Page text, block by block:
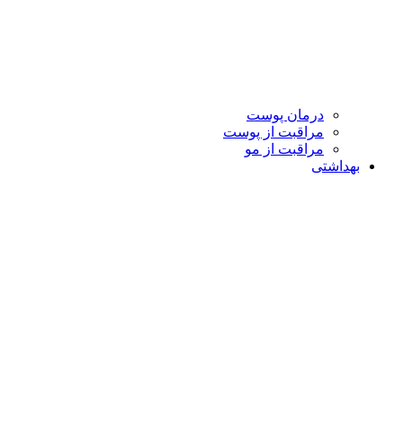
درمان پوست
مراقبت از پوست
مراقبت از مو
بهداشتی